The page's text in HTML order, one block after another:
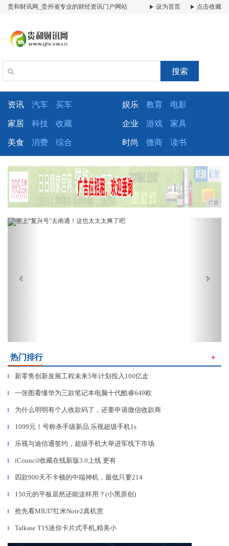
贵和财讯网_贵州省专业的财经资讯门户网站 设为首页 点击收藏
搜索
资讯 汽车 买车 娱乐 教育 电影
家居 科技 收藏 企业 游戏 家具
美食 消费 综合 时尚 微商 读书
广告
Previous
热门排行 ＋
▎ 新零售创新发展工程未来5年计划投入100亿走
▎ 一张图看懂华为三款笔记本电脑十代酷睿649欧
▎ 为什么明明有个人收款码了，还要申请微信收款商
▎ 1099元！号称杀手级新品 乐视超级手机1s
▎ 乐视与迪信通签约，超级手机大举进军线下市场
▎ iCouncil收藏在线新版3.0上线 更有
▎ 四款900天不卡顿的中端神机，最低只要214
▎ 150元的平板居然还能这样用？(小黑原创)
▎ 抢先看MIUI7红米Note2真机赏
▎ Talkase T1S迷你卡片式手机,精美小